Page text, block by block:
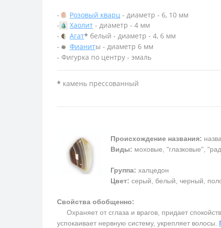
- Розовый кварц - диаметр - 6, 10 мм
-
Хаолит - диаметр - 4 мм
-
Агат* белый - диаметр - 4, 6 мм
-
Фианиты - диаметр 6 мм
- Фигурка по центру - эмаль
* камень прессованный
Происхождение названия:
Виды: моховые, "глазковые",
Группа: халцедон
Цвет: серый, белый, черный,
Свойства обобщенно:
Охраняет от сглаза и врагов, придает
успокаивает нервную систему, укрепляет волосы.